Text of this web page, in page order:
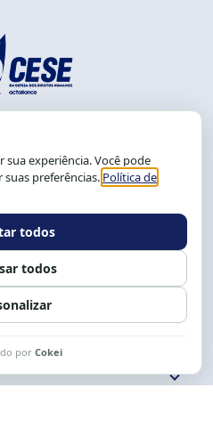
150. Graça
055
BA, Brasil.
(71) 9 9239-2104 ou 2105
12h e 13 às 17h.
Fale conosco